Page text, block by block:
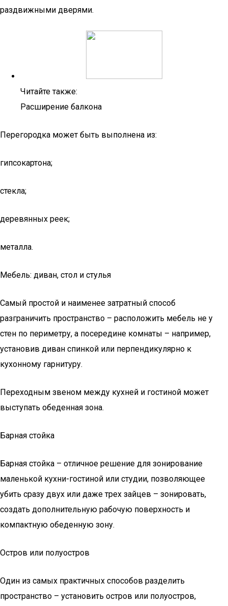
раздвижными дверями.
Читайте также:
Расширение балкона
Перегородка может быть выполнена из:
гипсокартона;
стекла;
деревянных реек;
металла.
Мебель: диван, стол и стулья
Самый простой и наименее затратный способ
разграничить пространство – расположить мебель не у
стен по периметру, а посередине комнаты – например,
установив диван спинкой или перпендикулярно к
кухонному гарнитуру.
Переходным звеном между кухней и гостиной может
выступать обеденная зона.
Барная стойка
Барная стойка – отличное решение для зонирование
маленькой кухни-гостиной или студии, позволяющее
убить сразу двух или даже трех зайцев – зонировать,
создать дополнительную рабочую поверхность и
компактную обеденную зону.
Остров или полуостров
Один из самых практичных способов разделить
пространство – установить остров или полуостров,